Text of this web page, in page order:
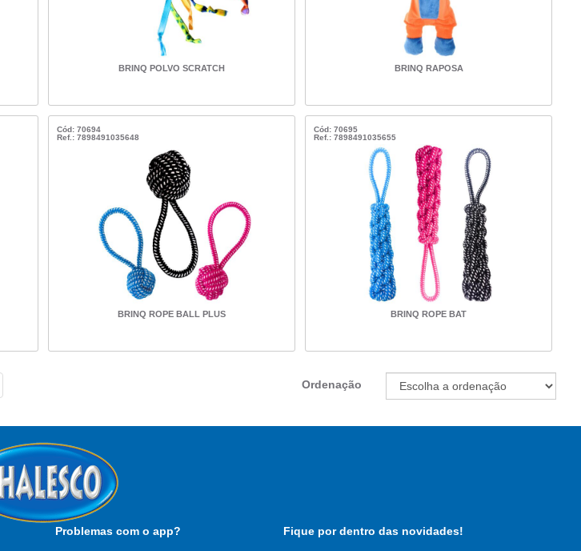
BRINQ POLVO SCRATCH BRINQ RAPOSA
Cód: 70694
Ref.: 7898491035648
BRINQ ROPE BALL PLUS
Cód: 70695
Ref.: 7898491035655
BRINQ ROPE BAT
Ordenação
Problemas com o app? Fique por dentro das novidades!